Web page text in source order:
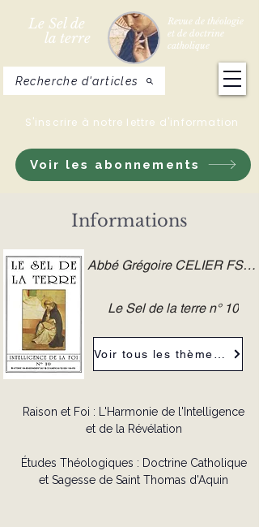
Le Sel de
la terre
Revue de théologie
et de doctrine
catholique
Voir les abonnements
S'inscrire à notre lettre d'information
Recherche d'articles
Informations
Abbé Grégoire CELIER FSSPX
Le Sel de la terre n° 10
Raison et Foi : L'Harmonie de l'Intelligence
et de la Révélation
Études Théologiques : Doctrine Catholique
et Sagesse de Saint Thomas d'Aquin